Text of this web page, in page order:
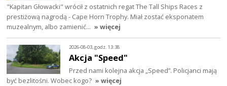
"Kapitan Głowacki" wrócił z ostatnich regat The Tall Ships Races z
prestiżową nagrodą - Cape Horn Trophy. Miał zostać eksponatem
muzealnym, albo zamienić… » więcej
2026-08-03, godz. 13:38
Akcja "Speed"
Przed nami kolejna akcja „Speed”. Policjanci mają
być bezlitośni. Wobec kogo? » więcej